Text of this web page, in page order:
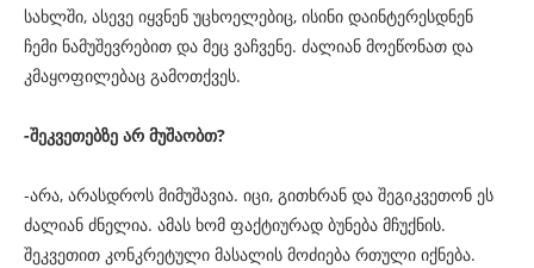
სახლში, ასევე იყვნენ უცხოელებიც, ისინი დაინტერესდნენ
ჩემი ნამუშევრებით და მეც ვაჩვენე. ძალიან მოეწონათ და
კმაყოფილებაც გამოთქვეს.
-შეკვეთებზე არ მუშაობთ?
-არა, არასდროს მიმუშავია. იცი, გითხრან და შეგიკვეთონ ეს
ძალიან ძნელია. ამას ხომ ფაქტიურად ბუნება მჩუქნის.
შეკვეთით კონკრეტული მასალის მოძიება რთული იქნება.